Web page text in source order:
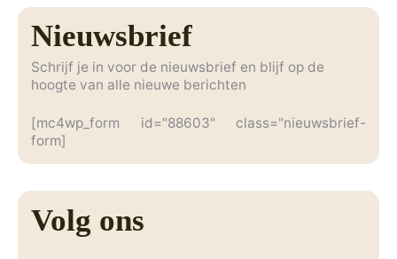
Nieuwsbrief
Schrijf je in voor de nieuwsbrief en blijf op de
hoogte van alle nieuwe berichten
[mc4wp_form id="88603" class="nieuwsbrief-
form]
Volg ons